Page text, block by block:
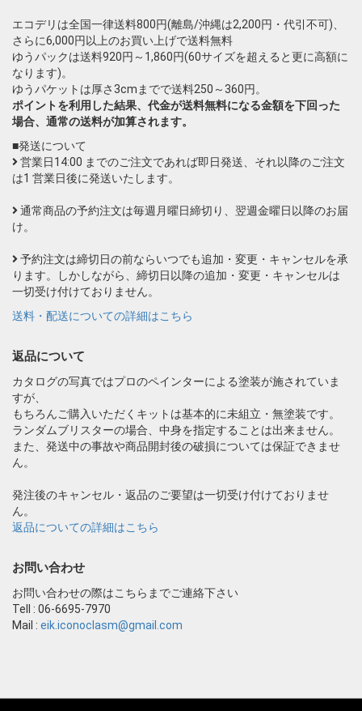
エコデリは全国一律送料800円(離島/沖縄は2,200円・代引不可)、
さらに6,000円以上のお買い上げで送料無料
ゆうパックは送料920円～1,860円(60サイズを超えると更に高額に
なります)。
ゆうパケットは厚さ3cmまでで送料250～360円。
ポイントを利用した結果、代金が送料無料になる金額を下回った
場合、通常の送料が加算されます。
■発送について
営業日14:00 までのご注文であれば即日発送、それ以降のご注文
は1 営業日後に発送いたします。
通常商品の予約注文は毎週月曜日締切り、翌週金曜日以降のお届
け。
予約注文は締切日の前ならいつでも追加・変更・キャンセルを承
ります。しかしながら、締切日以降の追加・変更・キャンセルは
一切受け付けておりません。
送料・配送についての詳細はこちら
返品について
カタログの写真ではプロのペインターによる塗装が施されていま
すが、
もちろんご購入いただくキットは基本的に未組立・無塗装です。
ランダムブリスターの場合、中身を指定することは出来ません。
また、発送中の事故や商品開封後の破損については保証できませ
ん。
発注後のキャンセル・返品のご要望は一切受け付けておりませ
ん。
返品についての詳細はこちら
お問い合わせ
お問い合わせの際はこちらまでご連絡下さい
Tell : 06-6695-7970
Mail : eik.iconoclasm@gmail.com